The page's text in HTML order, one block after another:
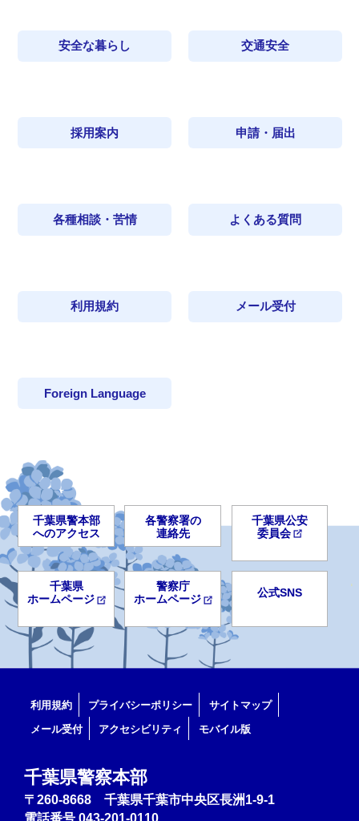
安全な暮らし 交通安全
採用案内 申請・届出
各種相談・苦情 よくある質問
利用規約 メール受付
Foreign Language
千葉県警本部
へのアクセス
各警察署の
連絡先
千葉県公安
委員会
千葉県
ホームページ
警察庁
ホームページ
公式SNS
利用規約 プライバシーポリシー
サイトマップ
メール受付
アクセシビリティ モバイル版
千葉県警察本部
〒260-8668 千葉県千葉市中央区長洲1-9-1